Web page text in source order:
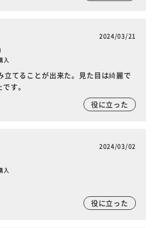
2024/03/21
入
立てることが出来た。見た目は綺麗で
す。
役に立った
2024/03/02
入
役に立った